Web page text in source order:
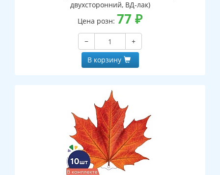
двухсторонний, ВД-лак)
Цена розн: 77 ₽
−
+
В корзину